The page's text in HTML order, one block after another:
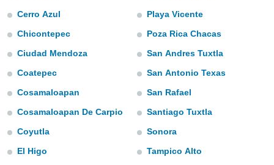
contenido
coste.
botón
la
ya sean
nuestros
ACEPTAR
CONFIGURACIÓN
Cerro Azul
Chicontepec
Ciudad Mendoza
Coatepec
Cosamaloapan
Cosamaloapan De Carpio
Coyutla
El Higo
Playa Vicente
Poza Rica Chacas
San Andres Tuxtla
San Antonio Texas
San Rafael
Santiago Tuxtla
Sonora
Tampico Alto